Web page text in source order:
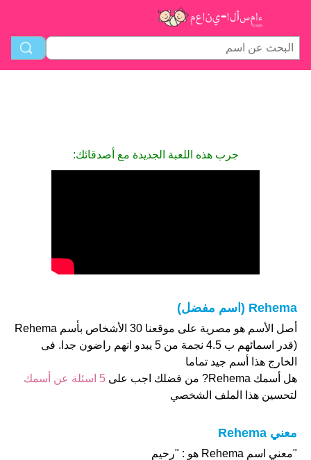
جرب هذه اللعبة الجديدة مع أصدقائك:
Rehema (اسم مفضل)
أصل الأسم هو مصرية على موقعنا 30 الأشخاص بأسم Rehema
(قدر اسمائهم ب 4.5 نجمة من 5 يبدو انهم راضون جدا. فى
الخارج هذا أسم جيد تماما
هل أسمك Rehema? من فضلك اجب على
5 اسئلة عن أسمك
لتحسين هذا الملف الشخصي
معني Rehema
"معني اسم Rehema هو : "رحيم